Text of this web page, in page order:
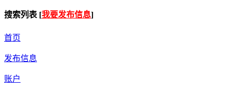
搜索列表 [我要发布信息]
首页
发布信息
账户